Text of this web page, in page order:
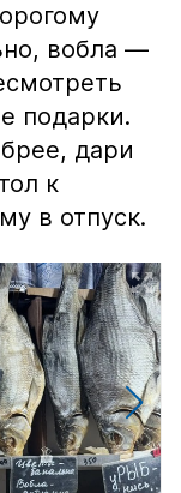
вобла —
подарки.
дари
к
в отпуск.